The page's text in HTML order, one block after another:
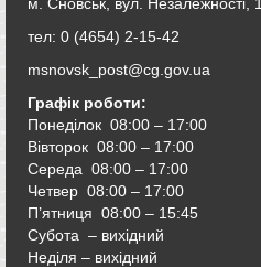
тел: 0 (4654) 2-15-42
msnovsk_post@cg.gov.ua
Графік роботи:
Понеділок 08:00 – 17:00
Вівторок 08:00 – 17:00
Середа 08:00 – 17:00
Четвер 08:00 – 17:00
П’ятниця 08:00 – 15:45
Субота – вихідний
Неділя – вихідний